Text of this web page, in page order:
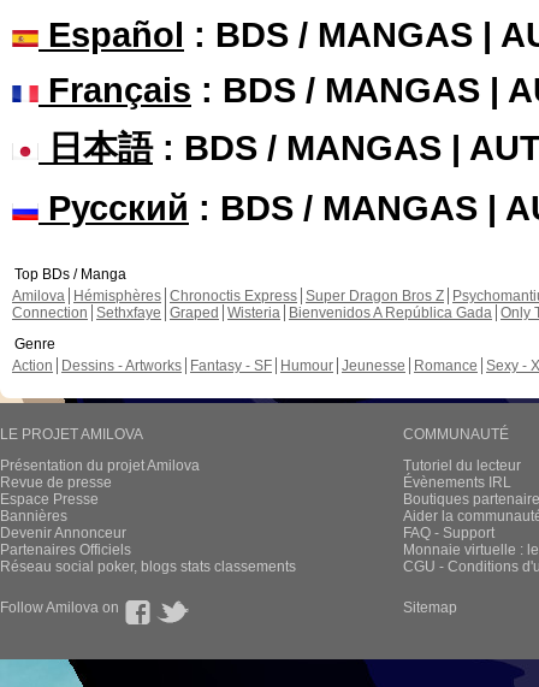
Español : BDS / MANGAS |
Français : BDS / MANGAS |
日本語: BDS / MANGAS |
Русский : BDS / MANGAS |
Top BDs / Manga
Amilova
Hémisphères Chronoctis Express Super Dragon Bros Z
Connection Sethxfaye Graped Wisteria Bienvenidos A República Gada Only
Genre
Action
Dessins - Artworks Fantasy - SF Humour Jeunesse Romance Sexy -
LE PROJET AMILOVA
Présentation du projet Amilova
Revue de presse
Espace Presse
Bannières
Devenir Annonceur
Partenaires Officiels
Réseau social poker, blogs stats classements
COMMUNAUTÉ
Tutoriel du lecteur
Évènements IRL
Boutiques
Aider la
FAQ - Support
Monnaie virtuelle :
CGU - Conditions
Follow Amilova on Sitemap